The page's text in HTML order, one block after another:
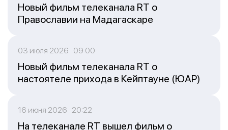
Новый фильм телеканала RT о
Православии на Мадагаскаре
03 июля 2026 09:00
Новый фильм телеканала RT о
настоятеле прихода в Кейптауне (ЮАР)
16 июня 2026 20:22
На телеканале RT вышел фильм о